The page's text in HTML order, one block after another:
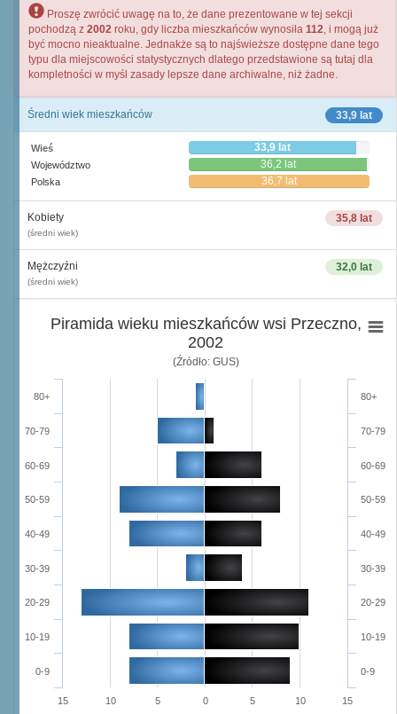
Proszę zwrócić uwagę na to, że dane prezentowane w tej sekcji
pochodzą z 2002 roku, gdy liczba mieszkańców wynosiła 112, i mogą już
być mocno nieaktualne. Jednakże są to najświeższe dostępne dane tego
typu dla miejscowości statystycznych dlatego przedstawione są tutaj dla
kompletności w myśl zasady lepsze dane archiwalne, niż żadne.
33,9 lat
Średni wiek mieszkańców
Wieś 33,9 lat
Województwo 36,2 lat
Polska 36,7 lat
35,8 lat
Kobiety
(średni wiek)
32,0 lat
Mężczyźni
(średni wiek)
Piramida wieku mieszkańców wsi Przeczno,
2002
(Źródło: GUS)
0-9
10-19
20-29
30-39
40-49
50-59
60-69
70-79
80+
0-9
10-19
20-29
30-39
40-49
50-59
60-69
70-79
80+
15 10 5 0 5 10 15